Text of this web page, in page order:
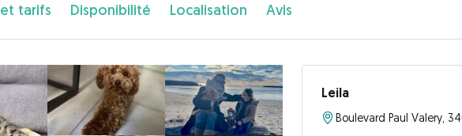
tarifs Disponibilité Localisation Avis
Leila